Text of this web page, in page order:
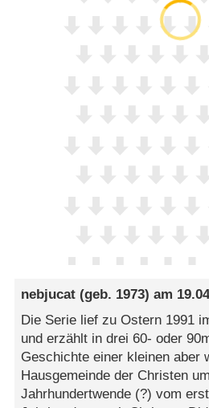
nebjucat (geb. 1973) am
Die Serie lief zu Ostern 1991
und erzählt in drei 60- oder
Geschichte einer kleinen aber
Hausgemeinde der Christen
Jahrhundertwende (?) vom